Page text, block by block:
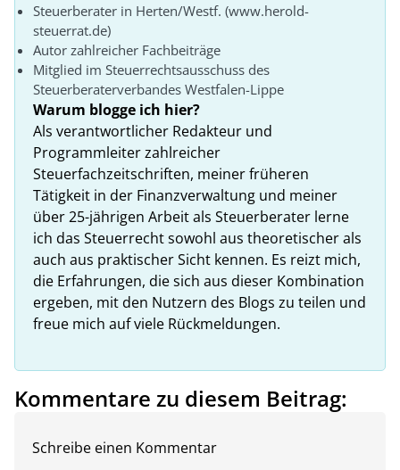
Steuerberater in Herten/Westf. (www.herold-
steuerrat.de)
Autor zahlreicher Fachbeiträge
Mitglied im Steuerrechtsausschuss des
Steuerberaterverbandes Westfalen-Lippe
Warum blogge ich hier?
Als verantwortlicher Redakteur und
Programmleiter zahlreicher
Steuerfachzeitschriften, meiner früheren
Tätigkeit in der Finanzverwaltung und meiner
über 25-jährigen Arbeit als Steuerberater lerne
ich das Steuerrecht sowohl aus theoretischer als
auch aus praktischer Sicht kennen. Es reizt mich,
die Erfahrungen, die sich aus dieser Kombination
ergeben, mit den Nutzern des Blogs zu teilen und
freue mich auf viele Rückmeldungen.
Kommentare zu diesem Beitrag:
Schreibe einen Kommentar